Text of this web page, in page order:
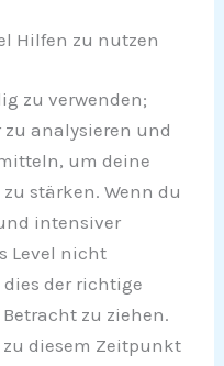
Hilfen zu nutzen
zu verwenden;
analysieren und
um deine
stärken. Wenn du
intensiver
Level nicht
der richtige
zu ziehen.
zu diesem Zeitpunkt